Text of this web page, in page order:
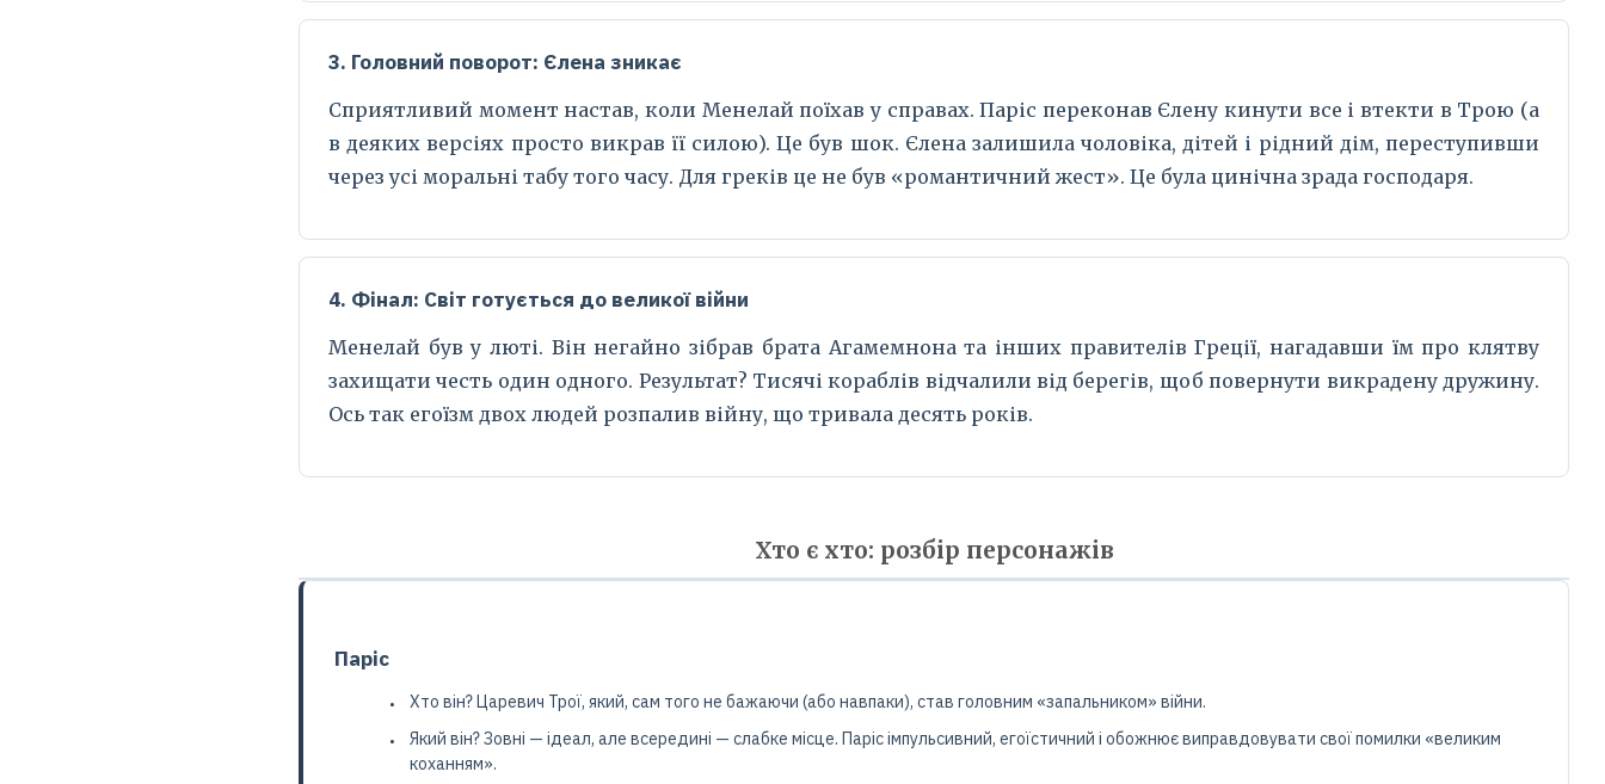
3. Головний поворот: Єлена зникає
Сприятливий момент настав, коли Менелай поїхав у справах. Паріс переконав Єлену кинути все і втекти в Трою (а
в деяких версіях просто викрав її силою). Це був шок. Єлена залишила чоловіка, дітей і рідний дім, переступивши
через усі моральні табу того часу. Для греків це не був «романтичний жест». Це була цинічна зрада господаря.
4. Фінал: Світ готується до великої війни
Менелай був у люті. Він негайно зібрав брата Агамемнона та інших правителів Греції, нагадавши їм про клятву
захищати честь один одного. Результат? Тисячі кораблів відчалили від берегів, щоб повернути викрадену дружину.
Ось так егоїзм двох людей розпалив війну, що тривала десять років.
Хто є хто: розбір персонажів
Паріс
Хто він? Царевич Трої, який, сам того не бажаючи (або навпаки), став головним «запальником» війни.
Який він? Зовні — ідеал, але всередині — слабке місце. Паріс імпульсивний, егоїстичний і обожнює виправдовувати свої помилки «великим
коханням».